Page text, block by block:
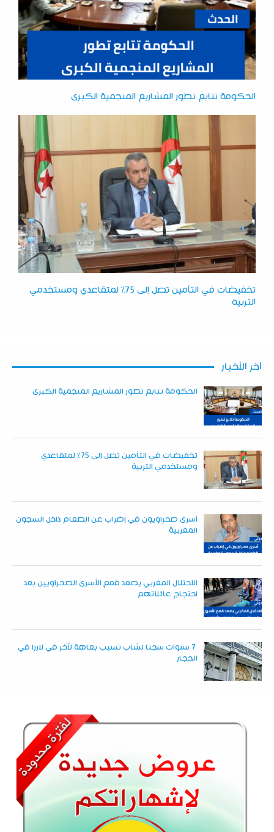
الحكومة تتابع تطور المشاريع المنجمية الكبرى
تخفيضات في التأمين تصل إلى 75% لمتقاعدي ومستخدمي
التربية
آخر الأخبار
الحكومة تتابع تطور المشاريع المنجمية الكبرى
تخفيضات في التأمين تصل إلى 75% لمتقاعدي
ومستخدمي التربية
أسرى صحراويون في إضراب عن الطعام داخل السجون
المغربية
الاحتلال المغربي يصعد قمع الأسرى الصحراويين بعد
احتجاج عائلاتهم
7 سنوات سجنا لشاب تسبب بعاهة لآخر في لارزا في
الحجار